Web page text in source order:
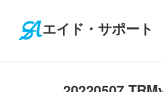
エイド・サポート